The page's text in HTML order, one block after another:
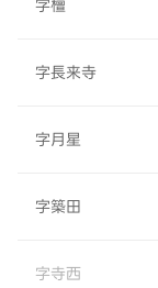
字檀
字長来寺
字月星
字築田
字寺西